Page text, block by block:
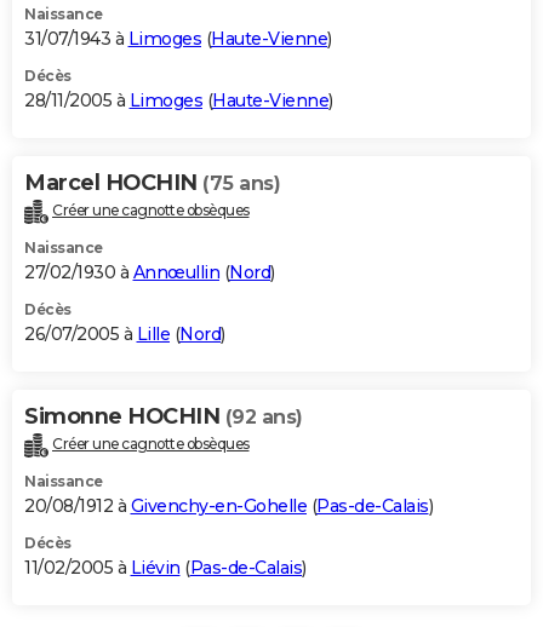
Naissance
31/07/1943 à Limoges (Haute-Vienne)
Décès
28/11/2005 à Limoges (Haute-Vienne)
Marcel HOCHIN (75 ans)
Créer une cagnotte obsèques
Naissance
27/02/1930 à Annœullin (Nord)
Décès
26/07/2005 à Lille (Nord)
Simonne HOCHIN (92 ans)
Créer une cagnotte obsèques
Naissance
20/08/1912 à Givenchy-en-Gohelle (Pas-de-Calais)
Décès
11/02/2005 à Liévin (Pas-de-Calais)